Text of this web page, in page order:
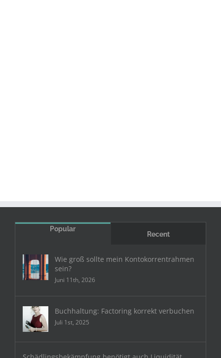
Popular
Recent
Wie groß sollte mein Kontokorrentrahmen
sein?
Juni 11th, 2026
Buchhaltung: Factoring korrekt verbuchen
Juli 1st, 2025